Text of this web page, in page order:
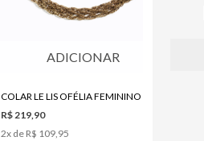
ADICIONAR
COLAR LE LIS OFÉLIA FEMININO
R$ 219,90
2x de R$ 109,95